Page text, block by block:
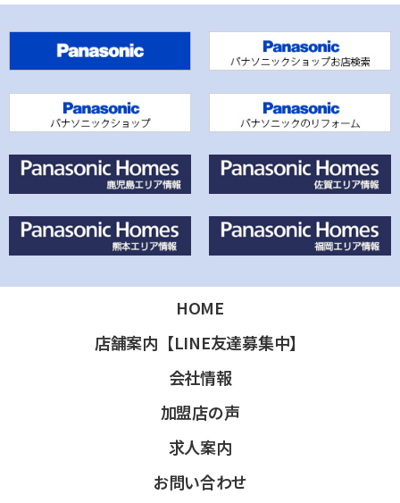
HOME
店舗案内【LINE友達募集中】
会社情報
加盟店の声
求人案内
お問い合わせ